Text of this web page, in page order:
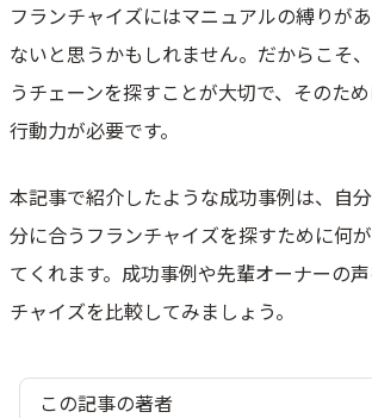
フランチャイズにはマニュアルの縛りが
ないと思うかもしれません。だからこそ
うチェーンを探すことが大切で、そのた
行動力が必要です。
本記事で紹介したような成功事例は、自
分に合うフランチャイズを探すために何
てくれます。成功事例や先輩オーナーの
チャイズを比較してみましょう。
この記事の著者